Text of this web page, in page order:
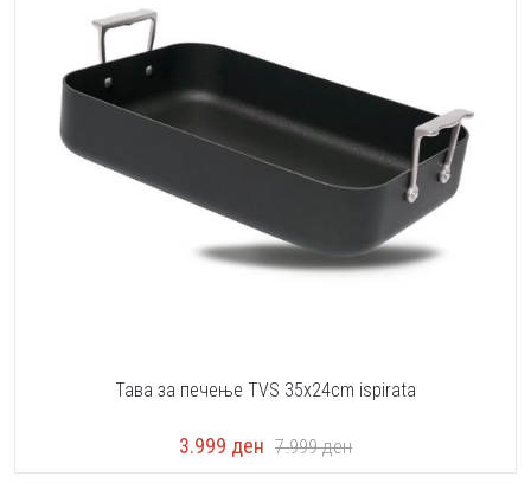
Тава за печење TVS 35x24cm ispirata
3.999 ден 7.999ден